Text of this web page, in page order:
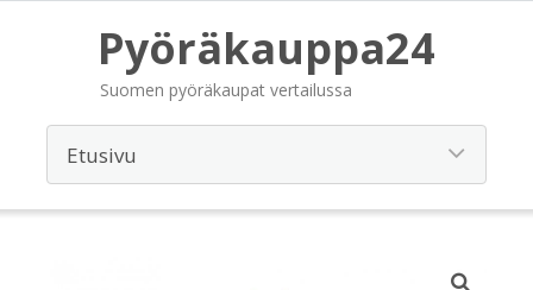
Pyöräkauppa24
Suomen pyöräkaupat vertailussa